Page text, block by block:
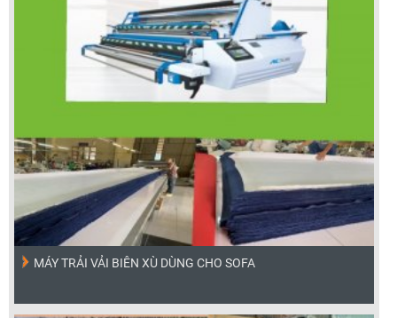
MÁY TRẢI VẢI BIÊN XÙ DÙNG CHO SOFA